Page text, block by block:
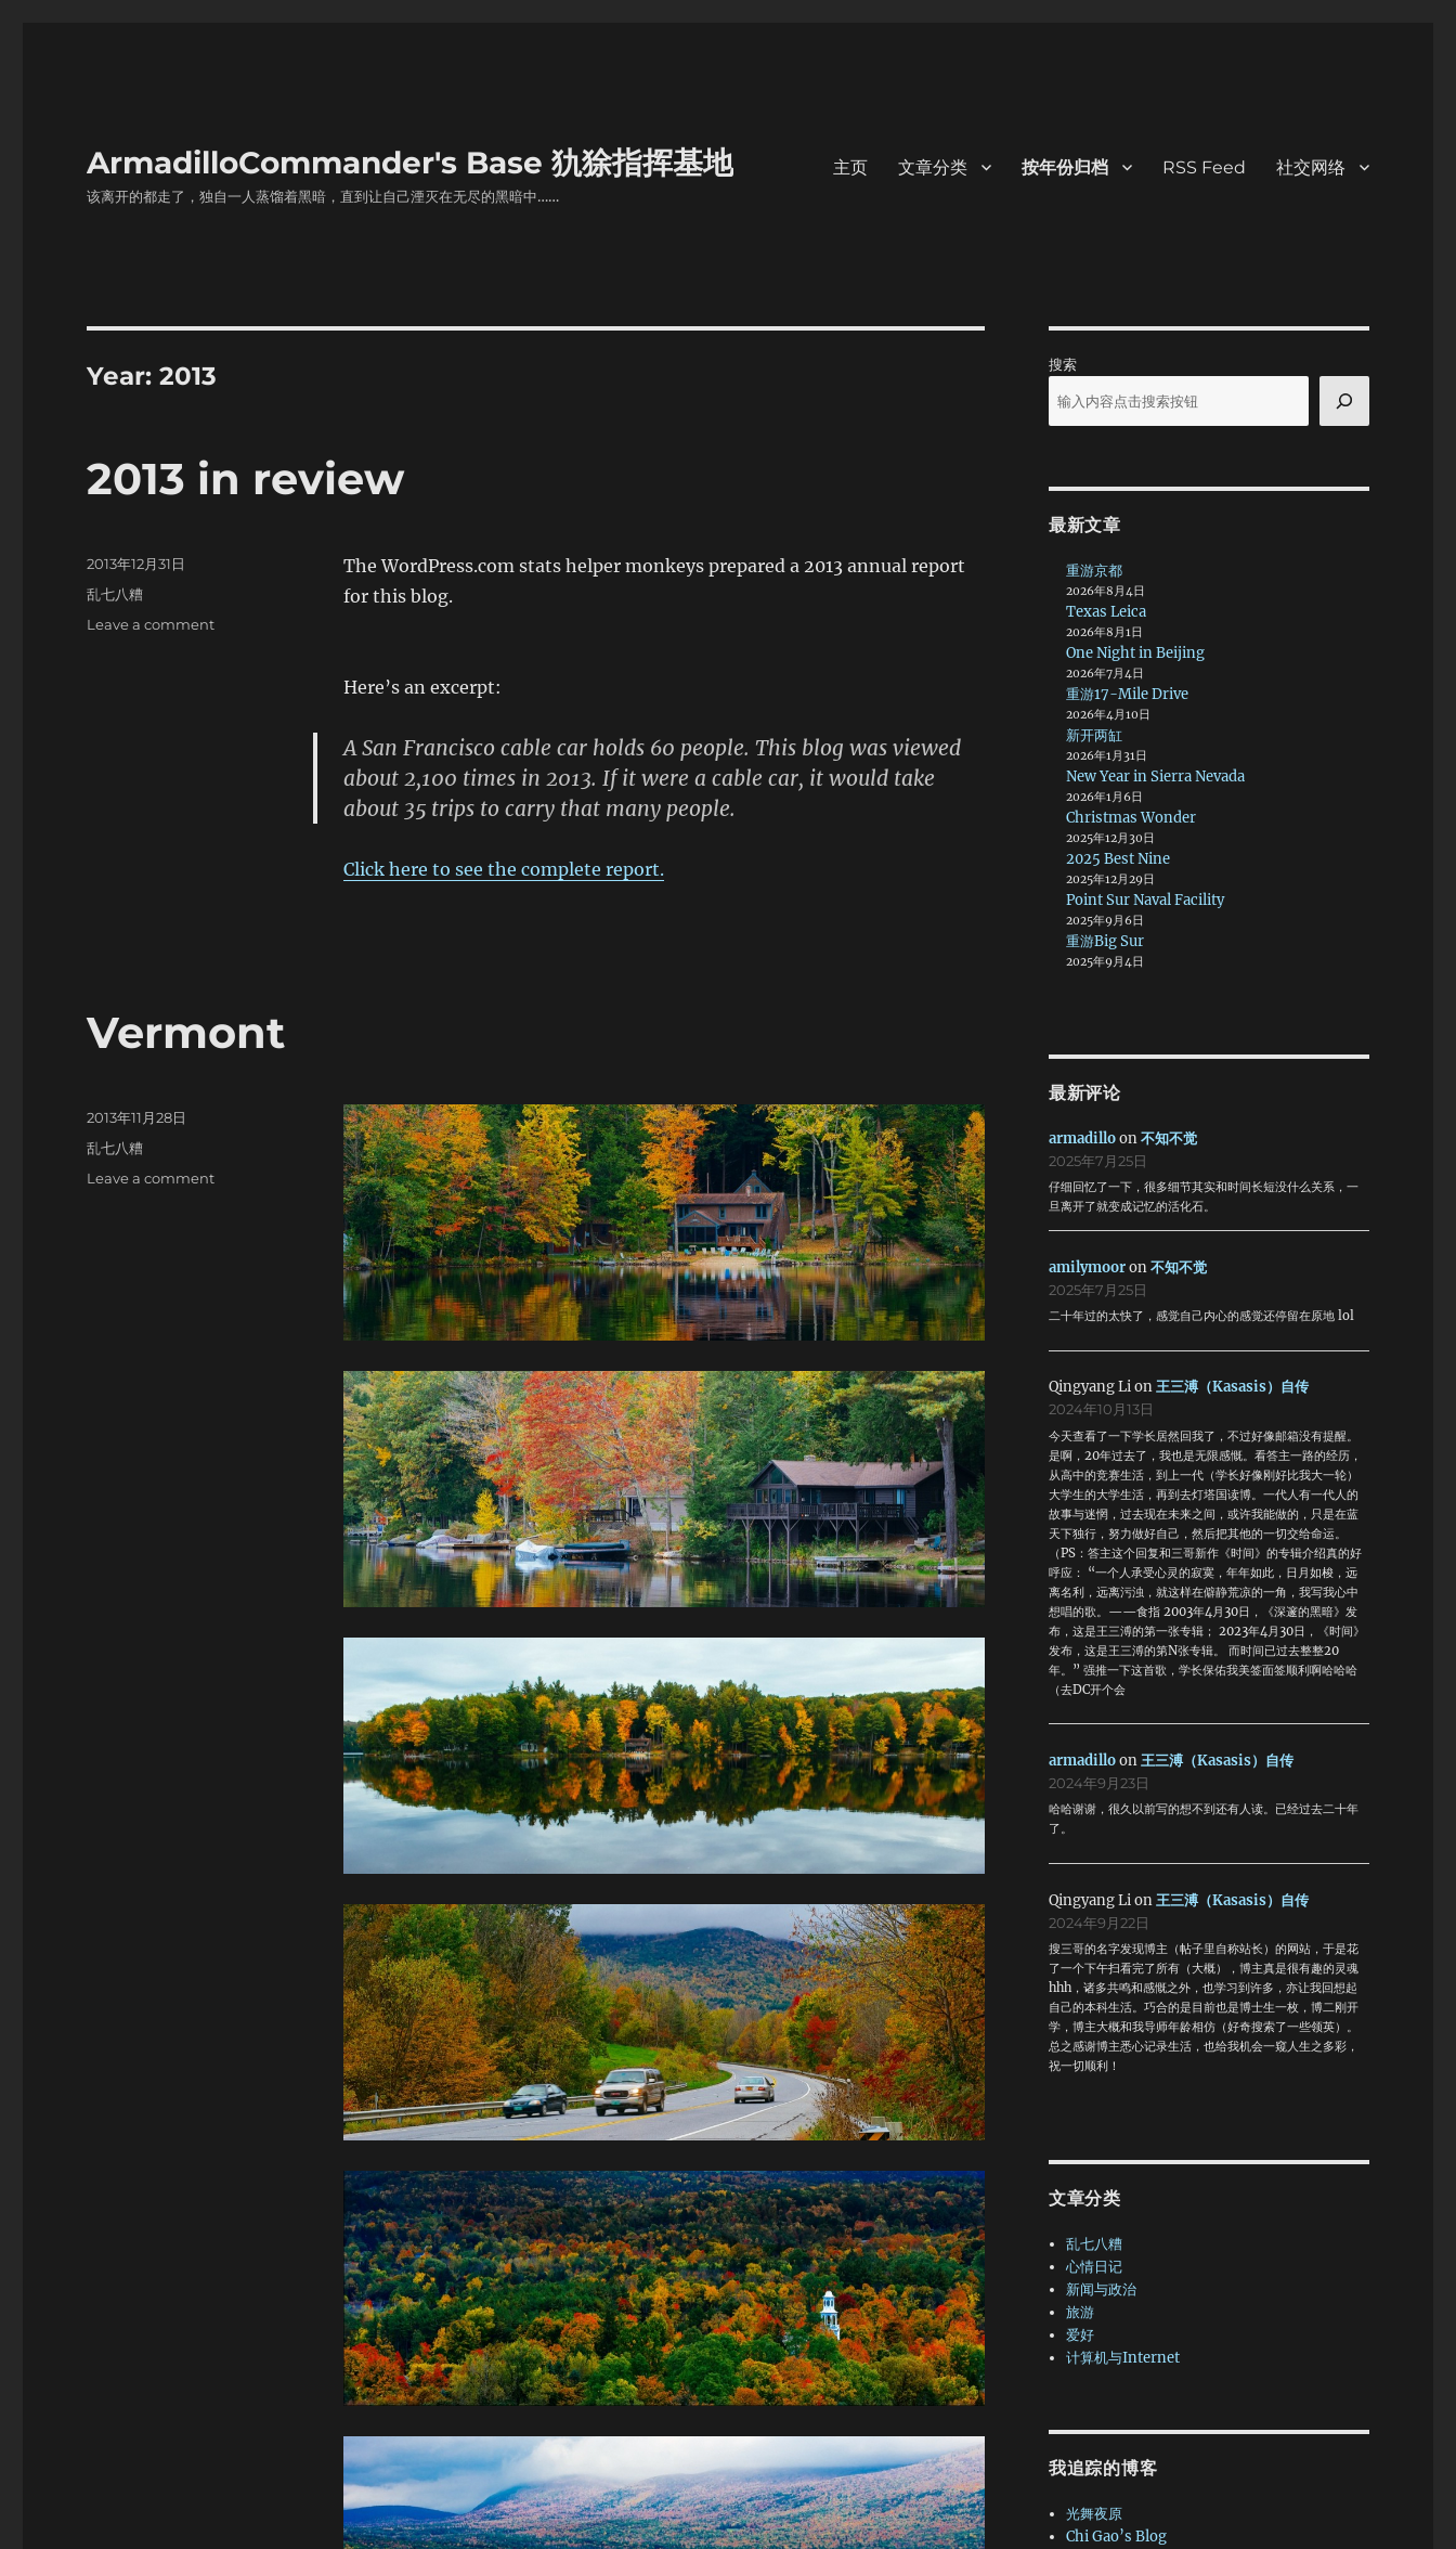
ArmadilloCommander's Base 犰狳指挥基地
该离开的都走了，独自一人蒸馏着黑暗，直到让自己湮灭在无尽的黑暗中……
主页 文章分类 按年份归档 RSS Feed 社交网络
Year:2013
2013 in review
The WordPress.com stats helper monkeys prepared a 2013 annual report
for this blog.
Here’s an excerpt:
A San Francisco cable car holds 60 people. This blog was viewed
about 2,100 times in 2013. If it were a cable car, it would take
about 35 trips to carry that many people.
Click here to see the complete report.
Posted
on
2013年12月31日
Categories
乱七八糟
Leave a commenton
Vermont
Posted
on
2013年11月28日
Categories
乱七八糟
Leave a commenton
搜索
最新文章
重游京都
2026年8月4日
Texas Leica
2026年8月1日
One Night in Beijing
2026年7月4日
重游17-Mile Drive
2026年4月10日
新开两缸
2026年1月31日
New Year in Sierra Nevada
2026年1月6日
Christmas Wonder
2025年12月30日
2025 Best Nine
2025年12月29日
Point Sur Naval Facility
2025年9月6日
重游Big Sur
2025年9月4日
最新评论
armadilloon不知不觉
2025年7月25日
仔细回忆了一下，很多细节其实和时间长短没什么关系，一
旦离开了就变成记忆的活化石。
amilymooron不知不觉
2025年7月25日
二十年过的太快了，感觉自己内心的感觉还停留在原地 lol
Qingyang Lion王三溥（Kasasis）自传
2024年10月13日
今天查看了一下学长居然回我了，不过好像邮箱没有提醒。
是啊，20年过去了，我也是无限感慨。看答主一路的经历，
从高中的竞赛生活，到上一代（学长好像刚好比我大一轮）
大学生的大学生活，再到去灯塔国读博。一代人有一代人的
故事与迷惘，过去现在未来之间，或许我能做的，只是在蓝
天下独行，努力做好自己，然后把其他的一切交给命运。
（PS：答主这个回复和三哥新作《时间》的专辑介绍真的好
呼应： “一个人承受心灵的寂寞，年年如此，日月如梭，远
离名利，远离污浊，就这样在僻静荒凉的一角，我写我心中
想唱的歌。——食指 2003年4月30日，《深邃的黑暗》发
布，这是王三溥的第一张专辑； 2023年4月30日，《时间》
发布，这是王三溥的第N张专辑。 而时间已过去整整20
年。” 强推一下这首歌，学长保佑我美签面签顺利啊哈哈哈
（去DC开个会
armadilloon王三溥（Kasasis）自传
2024年9月23日
哈哈谢谢，很久以前写的想不到还有人读。已经过去二十年
了。
Qingyang Lion王三溥（Kasasis）自传
2024年9月22日
搜三哥的名字发现博主（帖子里自称站长）的网站，于是花
了一个下午扫看完了所有（大概），博主真是很有趣的灵魂
hhh，诸多共鸣和感慨之外，也学习到许多，亦让我回想起
自己的本科生活。巧合的是目前也是博士生一枚，博二刚开
学，博主大概和我导师年龄相仿（好奇搜索了一些领英）。
总之感谢博主悉心记录生活，也给我机会一窥人生之多彩，
祝一切顺利！
文章分类
乱七八糟
心情日记
新闻与政治
旅游
爱好
计算机与Internet
我追踪的博客
光舞夜原
Chi Gao’s Blog